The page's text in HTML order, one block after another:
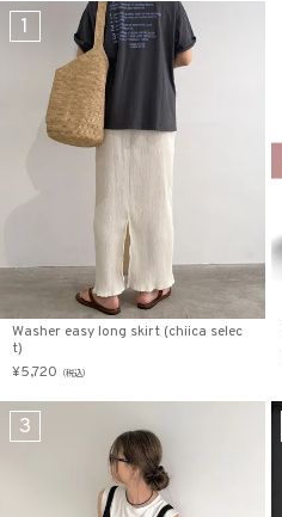
商品タイプ
ORIGINAL
〜
在庫なし商品
Washer easy long skirt (chiica selec
t)
¥5,720 （税込）